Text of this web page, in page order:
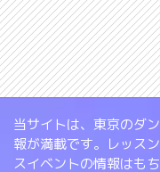
当サイトは、東京のダ
報が満載です。レッス
スイベントの情報はも